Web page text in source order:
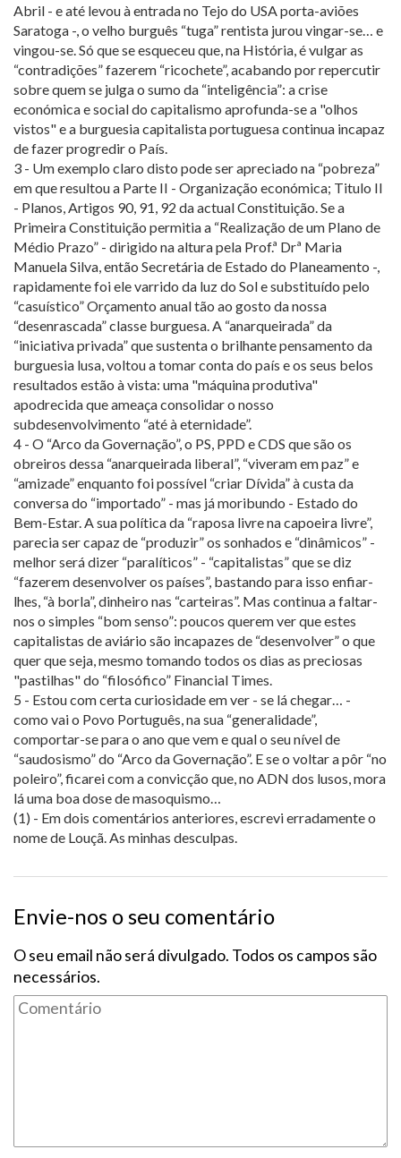
Abril - e até levou à entrada no Tejo do USA porta-aviões
Saratoga -, o velho burguês “tuga” rentista jurou vingar-se… e
vingou-se. Só que se esqueceu que, na História, é vulgar as
“contradições” fazerem “ricochete”, acabando por repercutir
sobre quem se julga o sumo da “inteligência”: a crise
económica e social do capitalismo aprofunda-se a "olhos
vistos" e a burguesia capitalista portuguesa continua incapaz
de fazer progredir o País.
3 - Um exemplo claro disto pode ser apreciado na “pobreza”
em que resultou a Parte II - Organização económica; Titulo II
- Planos, Artigos 90, 91, 92 da actual Constituição. Se a
Primeira Constituição permitia a “Realização de um Plano de
Médio Prazo” - dirigido na altura pela Prof.ª Drª Maria
Manuela Silva, então Secretária de Estado do Planeamento -,
rapidamente foi ele varrido da luz do Sol e substituído pelo
“casuístico” Orçamento anual tão ao gosto da nossa
“desenrascada” classe burguesa. A “anarqueirada” da
“iniciativa privada” que sustenta o brilhante pensamento da
burguesia lusa, voltou a tomar conta do país e os seus belos
resultados estão à vista: uma "máquina produtiva"
apodrecida que ameaça consolidar o nosso
subdesenvolvimento “até à eternidade”.
4 - O “Arco da Governação”, o PS, PPD e CDS que são os
obreiros dessa “anarqueirada liberal”, “viveram em paz” e
“amizade” enquanto foi possível “criar Dívida” à custa da
conversa do “importado” - mas já moribundo - Estado do
Bem-Estar. A sua política da “raposa livre na capoeira livre”,
parecia ser capaz de “produzir” os sonhados e “dinâmicos” -
melhor será dizer “paralíticos” - “capitalistas” que se diz
“fazerem desenvolver os países”, bastando para isso enfiar-
lhes, “à borla”, dinheiro nas “carteiras”. Mas continua a faltar-
nos o simples “bom senso”: poucos querem ver que estes
capitalistas de aviário são incapazes de “desenvolver” o que
quer que seja, mesmo tomando todos os dias as preciosas
"pastilhas" do “filosófico” Financial Times.
5 - Estou com certa curiosidade em ver - se lá chegar… -
como vai o Povo Português, na sua “generalidade”,
comportar-se para o ano que vem e qual o seu nível de
“saudosismo” do “Arco da Governação”. E se o voltar a pôr “no
poleiro”, ficarei com a convicção que, no ADN dos lusos, mora
lá uma boa dose de masoquismo…
(1) - Em dois comentários anteriores, escrevi erradamente o
nome de Louçã. As minhas desculpas.
Envie-nos o seu comentário
O seu email não será divulgado. Todos os campos são
necessários.